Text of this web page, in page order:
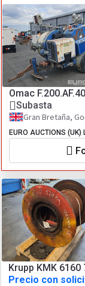
Omac
Subasta
Gran Bretaña,
EURO AUCTIONS (UK)
Krupp KMK
Precio con